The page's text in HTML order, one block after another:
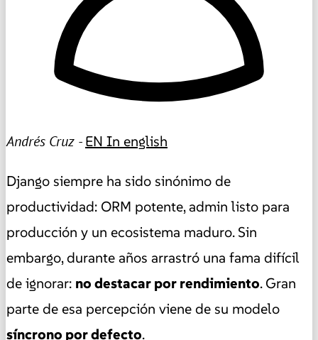
Andrés Cruz -EN In english
Django siempre ha sido sinónimo de
productividad: ORM potente, admin listo para
producción y un ecosistema maduro. Sin
embargo, durante años arrastró una fama difícil
de ignorar: no destacar por rendimiento. Gran
parte de esa percepción viene de su modelo
síncrono por defecto.